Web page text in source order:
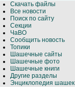
Скачать файлы
Все новости
Поиск по сайту
Секции
ЧаВО
Сообщить новость
Топики
Шашечные сайты
Шашечные фото
Шашечные книги
Другие разделы
Энциклопедия шашек